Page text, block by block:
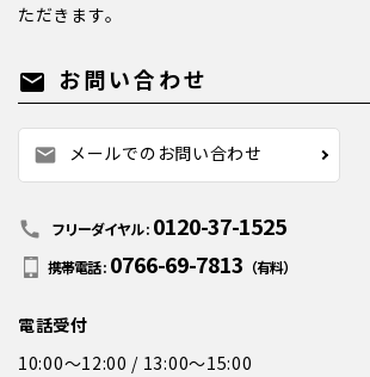
ただきます。
mail お問い合わせ
mail メールでのお問い合わせ
call フリーダイヤル : 0120-37-1525
携帯電話 : 0766-69-7813 （有料）
電話受付
10:00～12:00 / 13:00～15:00